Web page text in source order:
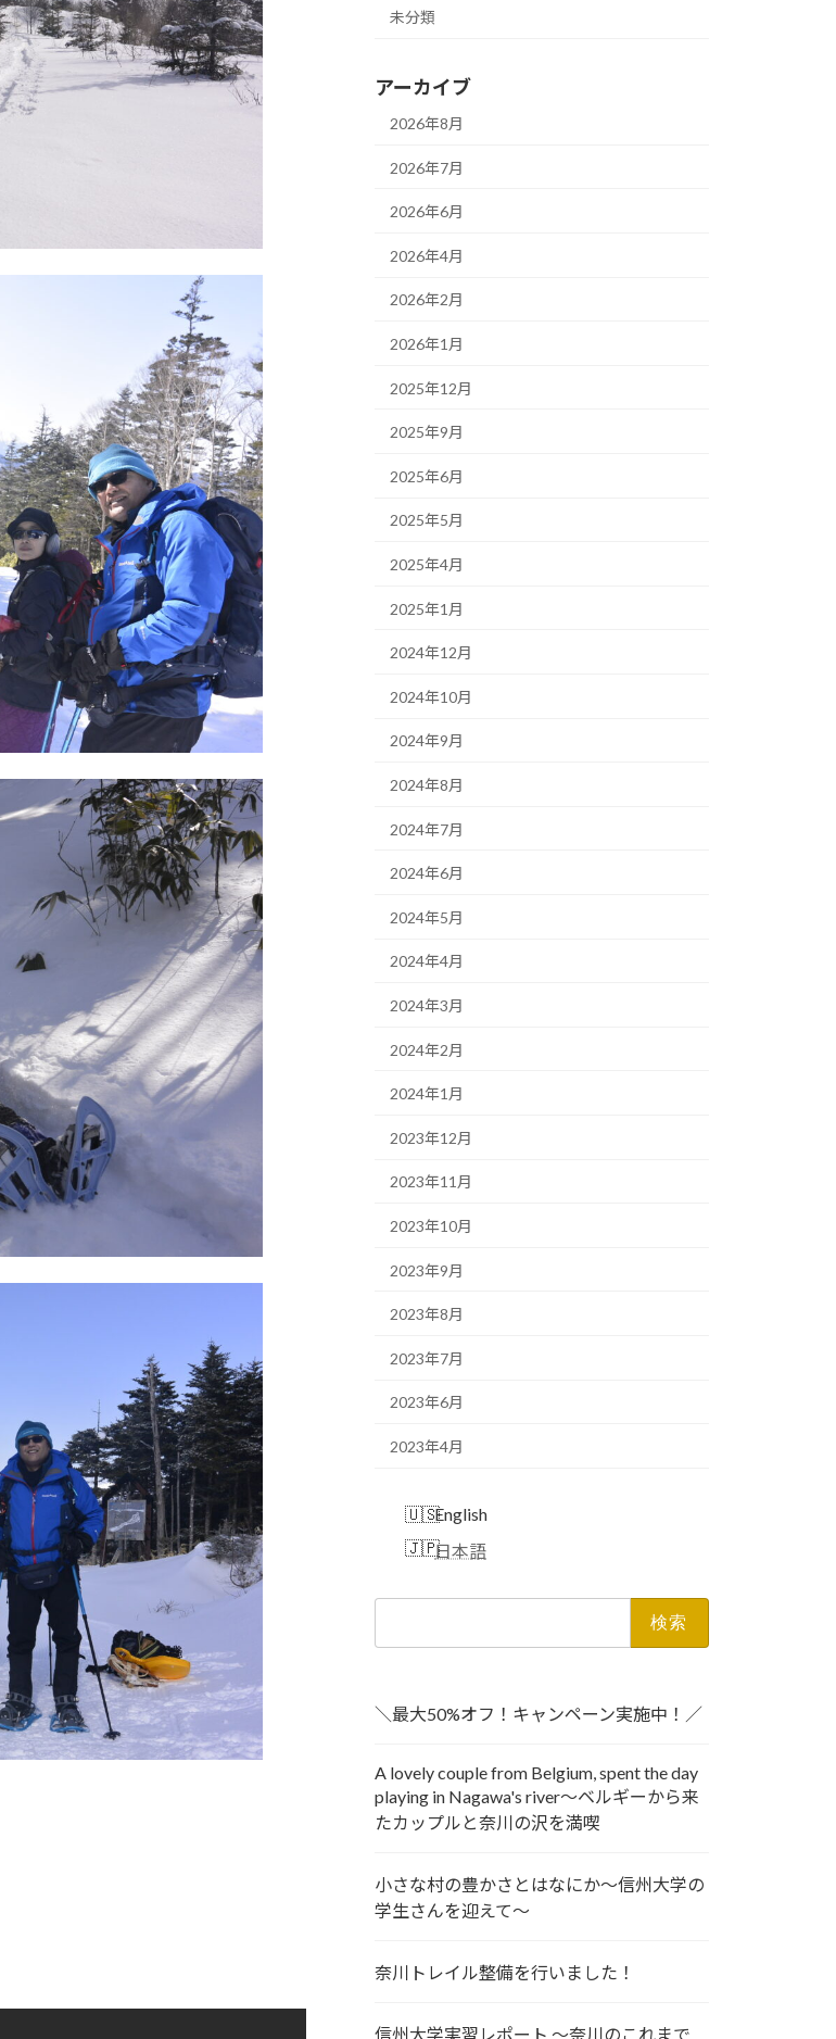
未分類
アーカイブ
2026年8月
2026年7月
2026年6月
2026年4月
2026年2月
2026年1月
2025年12月
2025年9月
2025年6月
2025年5月
2025年4月
2025年1月
2024年12月
2024年10月
2024年9月
2024年8月
2024年7月
2024年6月
2024年5月
2024年4月
2024年3月
2024年2月
2024年1月
2023年12月
2023年11月
2023年10月
2023年9月
2023年8月
2023年7月
2023年6月
2023年4月
English
日本語
＼最大50%オフ！キャンペーン実施中！／
A lovely couple from Belgium, spent the day
playing in Nagawa's river～ベルギーから来
たカップルと奈川の沢を満喫
小さな村の豊かさとはなにか～信州大学の
学生さんを迎えて～
奈川トレイル整備を行いました！
信州大学実習レポート ～奈川のこれまで